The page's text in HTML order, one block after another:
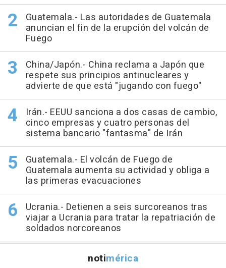
Guatemala.- Las autoridades de Guatemala
anuncian el fin de la erupción del volcán de
Fuego
China/Japón.- China reclama a Japón que
respete sus principios antinucleares y
advierte de que está "jugando con fuego"
Irán.- EEUU sanciona a dos casas de cambio,
cinco empresas y cuatro personas del
sistema bancario "fantasma" de Irán
Guatemala.- El volcán de Fuego de
Guatemala aumenta su actividad y obliga a
las primeras evacuaciones
Ucrania.- Detienen a seis surcoreanos tras
viajar a Ucrania para tratar la repatriación de
soldados norcoreanos
notimérica